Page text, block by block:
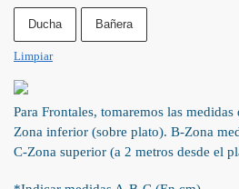
Ducha Bañera
Limpiar
Para Frontales, tomaremos las
Zona inferior (sobre plato). B-Zona
C-Zona superior (a 2 metros desde el